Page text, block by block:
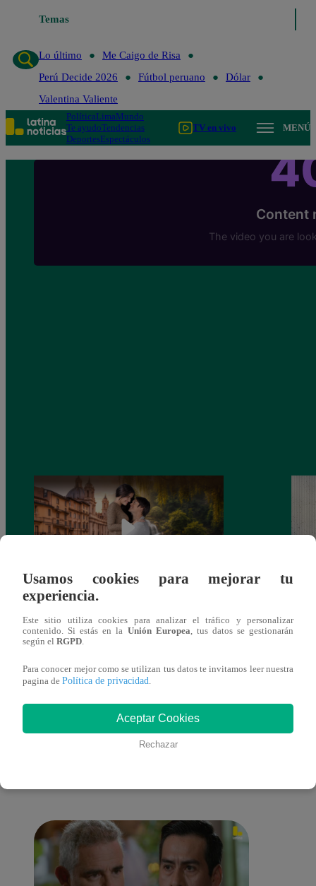
Temas
Lo último
Lo último
Me Caigo de Risa
Perú Decide 2026
Fútbol peruano
Dólar
Valentina Valiente
PolíticaLimaMundo
Te ayudoTendencias
DeportesEspectáculos
TV en vivo MENÚ
eres tú”: una historia de cartas y amor que
lo cambiará todo
También te puede
Usamos cookies para mejorar tu
experiencia.
Este sitio utiliza cookies para analizar el tráfico y personalizar
contenido. Si estás en la Unión Europea , tus datos se gestionarán
según el RGPD
Para conocer mejor como se utilizan tus datos te invitamos leer nuestra
pagina de Política de privacidad
Aceptar Cookies
Rechazar